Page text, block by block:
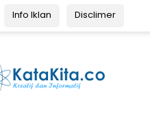
Info Iklan Disclimer